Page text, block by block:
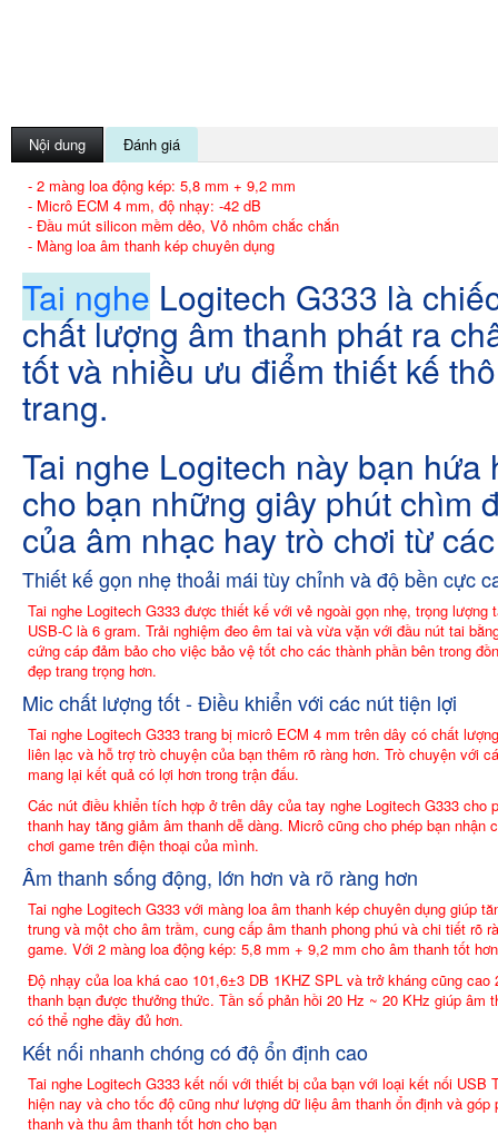
Nội dung
Đánh giá
- 2 màng loa động kép: 5,8 mm + 9,2 mm
- Micrô ECM 4 mm, độ nhạy: -42 dB
- Đầu mút silicon mềm dẻo, Vỏ nhôm chắc chắn
- Màng loa âm thanh kép chuyên dụng
Tai nghe Logitech G333 là
chất lượng âm thanh phát ra
tốt và nhiều ưu điểm thiết kế
trang.
Tai nghe Logitech này bạn hứa
cho bạn những giây phút chìm
của âm nhạc hay trò chơi từ
Thiết kế gọn nhẹ thoải mái tùy chỉnh và độ bền cực
Tai nghe Logitech G333 được thiết kế với vẻ ngoài gọn nhẹ, trọng lượng
USB-C là 6 gram. Trải nghiệm đeo êm tai và vừa vặn với đầu nút tai
cứng cáp đảm bảo cho việc bảo vệ tốt cho các thành phần bên trong
đẹp trang trọng hơn.
Mic chất lượng tốt - Điều khiển với các nút tiện lợi
Tai nghe Logitech G333 trang bị micrô ECM 4 mm trên dây có chất
liên lạc và hỗ trợ trò chuyện của bạn thêm rõ ràng hơn. Trò chuyện với
mang lại kết quả có lợi hơn trong trận đấu.
Các nút điều khiển tích hợp ở trên dây của tay nghe Logitech G333 cho
thanh hay tăng giảm âm thanh dễ dàng. Micrô cũng cho phép bạn
chơi game trên điện thoại của mình.
Âm thanh sống động, lớn hơn và rõ ràng hơn
Tai nghe Logitech G333 với màng loa âm thanh kép chuyên dụng giúp
trung và một cho âm trầm, cung cấp âm thanh phong phú và chi tiết rõ
game. Với 2 màng loa động kép: 5,8 mm + 9,2 mm cho âm thanh tốt
Độ nhạy của loa khá cao 101,6±3 DB 1KHZ SPL và trở kháng cũng
thanh bạn được thưởng thức. Tần số phản hồi 20 Hz ~ 20 KHz giúp âm
có thể nghe đầy đủ hơn.
Kết nối nhanh chóng có độ ổn định cao
Tai nghe Logitech G333 kết nối với thiết bị của bạn với loại kết nối USB
hiện nay và cho tốc độ cũng như lượng dữ liệu âm thanh ổn định và góp
thanh và thu âm thanh tốt hơn cho bạn